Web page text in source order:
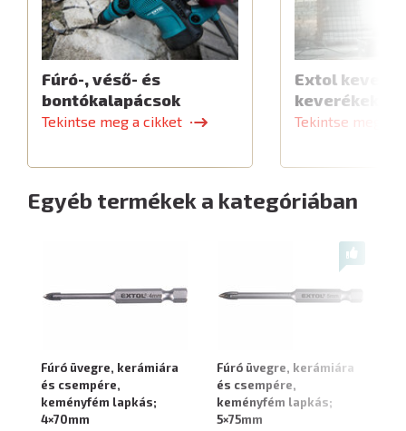
Fúró-, véső- és
bontókalapácsok
Tekintse meg a cikket
Extol
Tekintse meg a
Egyéb termékek a kategóriában
Fúró üvegre, kerámiára
és csempére,
keményfém lapkás;
4×70mm
Fúró üvegre, kerámiára
és csempére,
keményfém lapkás;
5×75mm